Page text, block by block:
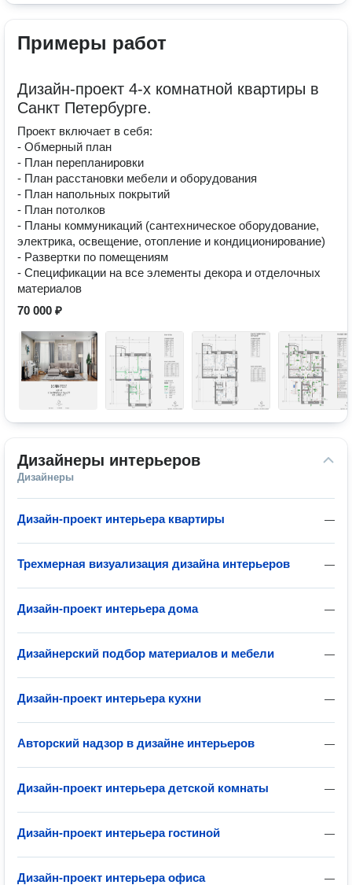
Примеры работ
Дизайн-проект 4-х комнатной квартиры в
Санкт Петербурге.
Проект включает в себя:
- Обмерный план
- План перепланировки
- План расстановки мебели и оборудования
- План напольных покрытий
- План потолков
- Планы коммуникаций (сантехническое оборудование,
электрика, освещение, отопление и кондиционирование)
- Развертки по помещениям
- Спецификации на все элементы декора и отделочных
материалов
70 000 ₽
Дизайнеры интерьеров
Дизайнеры
—
Дизайн-проект интерьера квартиры
—
Трехмерная визуализация дизайна интерьеров
—
Дизайн-проект интерьера дома
—
Дизайнерский подбор материалов и мебели
—
Дизайн-проект интерьера кухни
—
Авторский надзор в дизайне интерьеров
—
Дизайн-проект интерьера детской комнаты
—
Дизайн-проект интерьера гостиной
—
Дизайн-проект интерьера офиса